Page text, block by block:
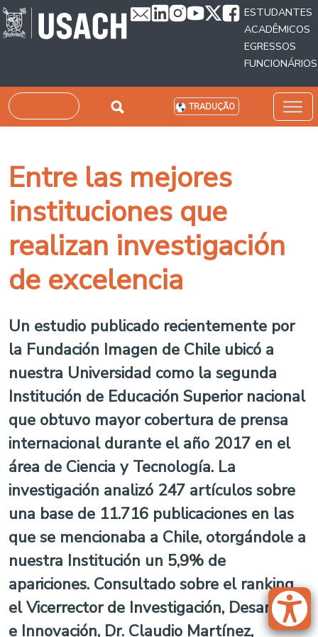
Passar para o conteúdo principal
ESTUDANTES
ACADÊMICOS
EGRESSOS
FUNCIONÁRIOS
Pesquisar TRADUÇÃO
Entre las mejores
instituciones que
realizan investigación
de excelencia
Un estudio publicado recientemente por
la Fundación Imagen de Chile ubicó a
nuestra Universidad como la segunda
Institución de Educación Superior nacional
que obtuvo mayor cobertura de prensa
internacional durante el año 2017 en el
área de Ciencia y Tecnología. La
investigación analizó 247 artículos sobre
una base de 11.716 publicaciones en las
que se mencionaba a Chile, otorgándole a
nuestra Institución un 5,9% de
apariciones. Consultado sobre el ranking,
el Vicerrector de Investigación, Desarrollo
e Innovación, Dr. Claudio Martínez,